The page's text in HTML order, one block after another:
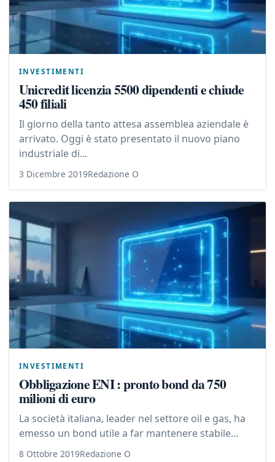
INVESTIMENTI
Unicredit licenzia 5500 dipendenti e chiude
450 filiali
Il giorno della tanto attesa assemblea aziendale è
arrivato. Oggi è stato presentato il nuovo piano
industriale di...
3 Dicembre 2019Redazione O
INVESTIMENTI
Obbligazione ENI : pronto bond da 750
milioni di euro
La società italiana, leader nel settore oil e gas, ha
emesso un bond utile a far mantenere stabile...
8 Ottobre 2019Redazione O